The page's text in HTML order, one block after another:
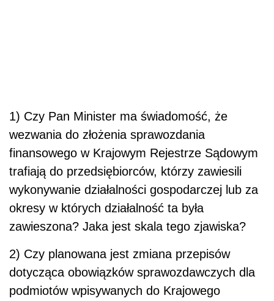
1) Czy Pan Minister ma świadomość, że
wezwania do złożenia sprawozdania
finansowego w Krajowym Rejestrze Sądowym
trafiają do przedsiębiorców, którzy zawiesili
wykonywanie działalności gospodarczej lub za
okresy w których działalność ta była
zawieszona? Jaka jest skala tego zjawiska?
2) Czy planowana jest zmiana przepisów
dotycząca obowiązków sprawozdawczych dla
podmiotów wpisywanych do Krajowego